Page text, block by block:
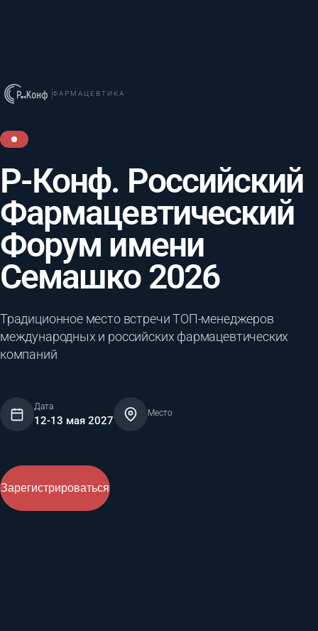
ФАРМАЦЕВТИКА
Р-Конф. Российский
Фармацевтический
Форум имени
Семашко 2026
Традиционное место встречи ТОП-менеджеров
международных и российских фармацевтических
компаний
Дата
12-13 мая 2027
Место
Зарегистрироваться